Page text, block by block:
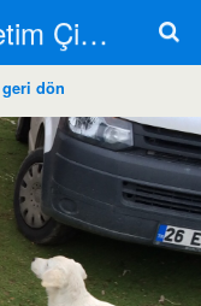
Eskişehir Akbaş Üretim Çiftliği
dön